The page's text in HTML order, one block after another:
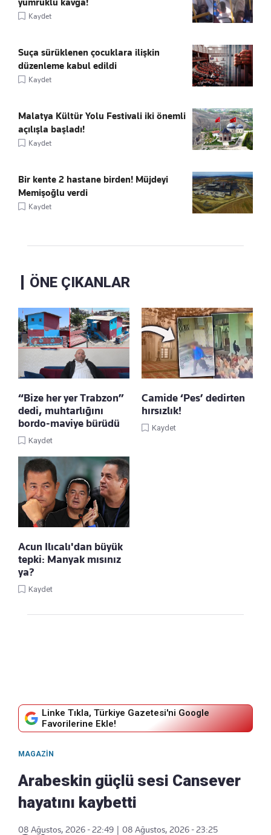
yumruklu kavga!
Kaydet
Suça sürüklenen çocuklara ilişkin
düzenleme kabul edildi
Kaydet
Malatya Kültür Yolu Festivali iki önemli
açılışla başladı!
Kaydet
Bir kente 2 hastane birden! Müjdeyi
Memişoğlu verdi
Kaydet
ÖNE ÇIKANLAR
“Bize her yer Trabzon”
dedi, muhtarlığını
bordo-maviye bürüdü
Kaydet
Camide ‘Pes’ dedirten
hırsızlık!
Kaydet
Acun Ilıcalı'dan büyük
tepki: Manyak mısınız
ya?
Kaydet
Linke Tıkla, Türkiye Gazetesi'ni Google
Favorilerine Ekle!
MAGAZIN
Arabeskin güçlü sesi Cansever
hayatını kaybetti
08 Ağustos, 2026 - 22:49
08 Ağustos, 2026 - 23:25